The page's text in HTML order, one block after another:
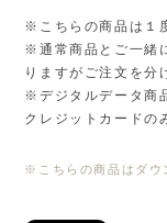
※こちらの商品は１
※通常商品とご一緒
りますがご注文を分
※デジタルデータ商
クレジットカードの
※こちらの商品はダウ